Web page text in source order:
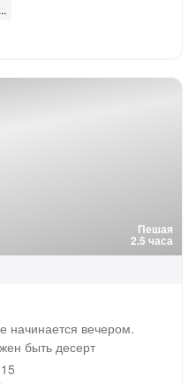
Пешая
2.5 часа
начинается вечером.
быть десерт